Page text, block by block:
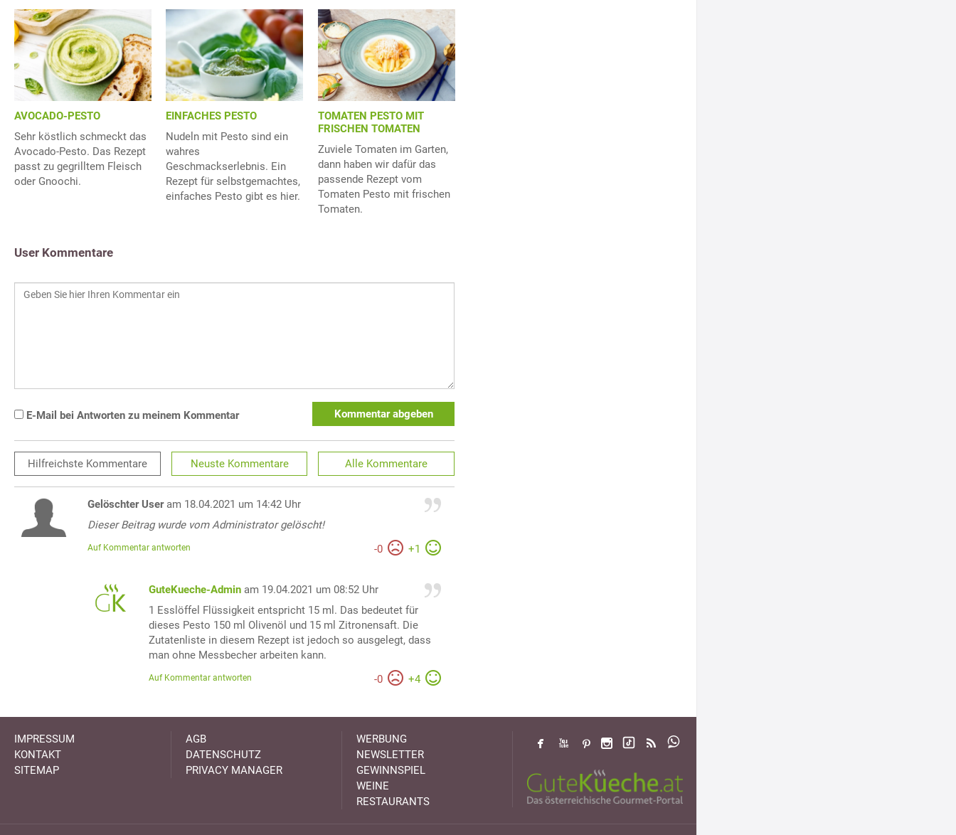
AVOCADO-PESTO
Sehr köstlich schmeckt das
Avocado-Pesto. Das Rezept
passt zu gegrilltem Fleisch
oder Gnoochi.
EINFACHES PESTO
Nudeln mit Pesto sind ein
wahres
Geschmackserlebnis. Ein
Rezept für selbstgemachtes,
einfaches Pesto gibt es hier.
TOMATEN PESTO MIT
FRISCHEN TOMATEN
Zuviele Tomaten im Garten,
dann haben wir dafür das
passende Rezept vom
Tomaten Pesto mit frischen
Tomaten.
User Kommentare
E-Mail bei Antworten zu meinem Kommentar Kommentar abgeben
Hilfreichste Kommentare Neuste Kommentare Alle Kommentare
Gelöschter User am 18.04.2021 um 14:42 Uhr
Dieser Beitrag wurde vom Administrator gelöscht!
-0 +1
Auf Kommentar antworten
GuteKueche-Admin am 19.04.2021 um 08:52 Uhr
1 Esslöffel Flüssigkeit entspricht 15 ml. Das bedeutet für
dieses Pesto 150 ml Olivenöl und 15 ml Zitronensaft. Die
Zutatenliste in diesem Rezept ist jedoch so ausgelegt, dass
man ohne Messbecher arbeiten kann.
-0 +4
Auf Kommentar antworten
IMPRESSUM
KONTAKT
SITEMAP
AGB
DATENSCHUTZ
PRIVACY MANAGER
WERBUNG
NEWSLETTER
GEWINNSPIEL
WEINE
RESTAURANTS